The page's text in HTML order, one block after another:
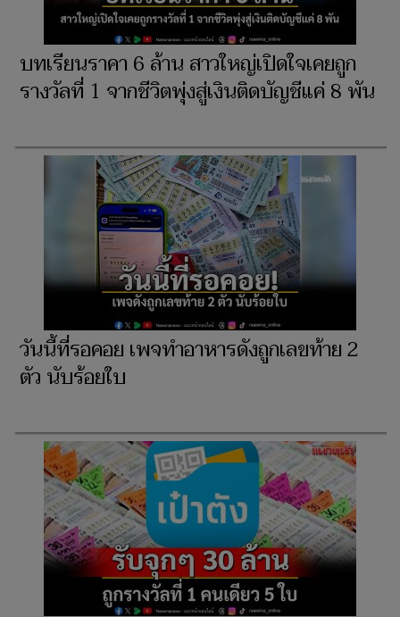
บทเรียนราคา 6 ล้าน สาวใหญ่เปิดใจเคยถูก
รางวัลที่ 1 จากชีวิตพุ่งสู่เงินติดบัญชีแค่ 8 พัน
วันนี้ที่รอคอย เพจทำอาหารดังถูกเลขท้าย 2
ตัว นับร้อยใบ